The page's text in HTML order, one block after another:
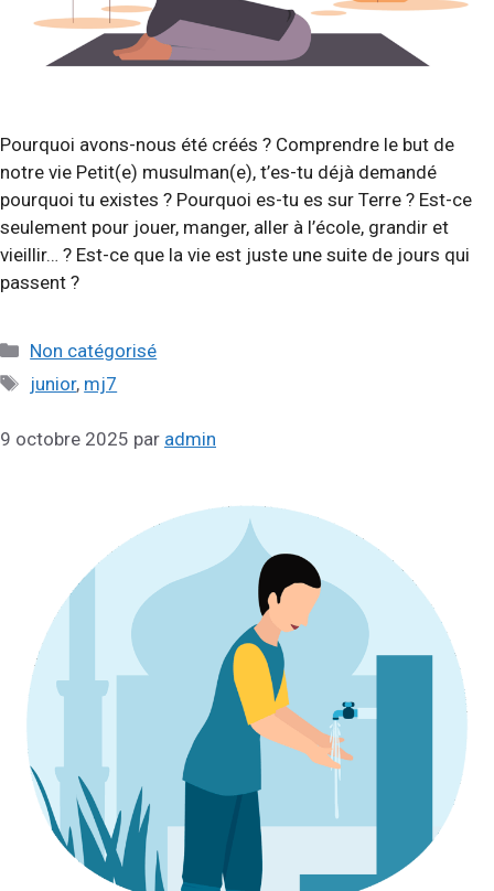
Pourquoi avons-nous été créés ? Comprendre le but de
notre vie Petit(e) musulman(e), t’es-tu déjà demandé
pourquoi tu existes ? Pourquoi es-tu es sur Terre ? Est-ce
seulement pour jouer, manger, aller à l’école, grandir et
vieillir… ? Est-ce que la vie est juste une suite de jours qui
passent ?
Catégories
Non catégorisé
Étiquettes
junior, mj7
9 octobre 2025 par admin